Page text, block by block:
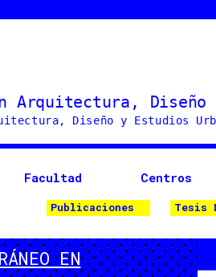
Facultad Centros
Publicaciones Tesis
EN